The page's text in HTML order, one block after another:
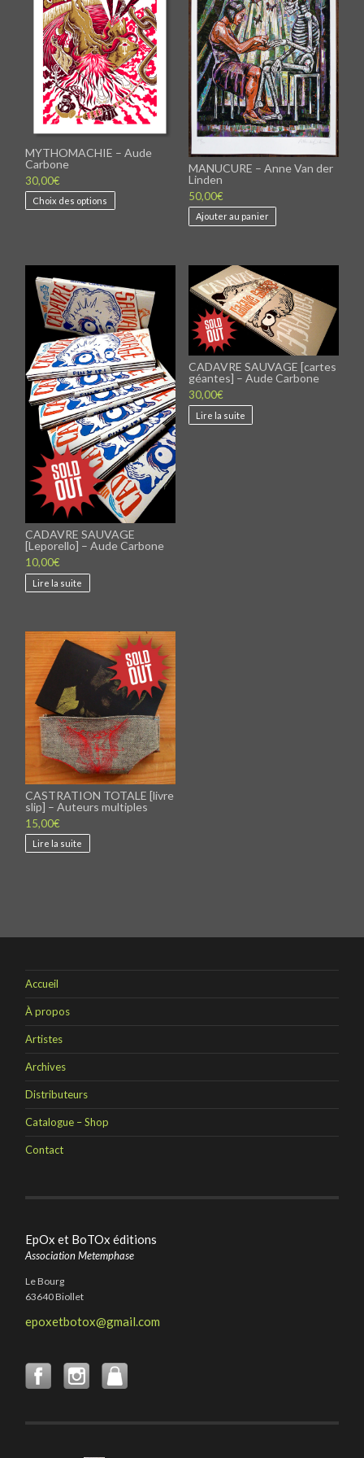
MYTHOMACHIE – Aude
Carbone
30,00€
Choix des options
options
être
choisies
sur
la
page
du
produit
MANUCURE – Anne Van der
Linden
50,00€
Ajouter au panier
CADAVRE SAUVAGE
[Leporello] – Aude Carbone
10,00€
Lire la suite
CADAVRE SAUVAGE [cartes
géantes] – Aude Carbone
30,00€
Lire la suite
CASTRATION TOTALE [livre
slip] – Auteurs multiples
15,00€
Lire la suite
Accueil
À propos
Artistes
Archives
Distributeurs
Catalogue – Shop
Contact
EpOx et BoTOx éditions
Association Metemphase
Le Bourg
63640 Biollet
epoxetbotox@gmail.com